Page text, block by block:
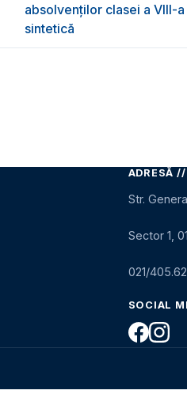
absolvenţilor clasei a VIII-
sintetică
ADRESĂ
Str.
Sector 1,
021/
SOCIAL